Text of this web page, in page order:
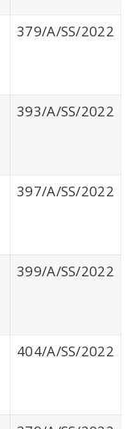
379/A/SS/2022
393/A/SS/2022
397/A/SS/2022
399/A/SS/2022
404/A/SS/2022